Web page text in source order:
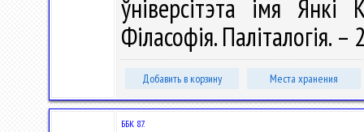
ўніверсітэта імя Янкі
Філасофія. Паліталогія.
Добавить в корзину Места хранения
ББК 87.